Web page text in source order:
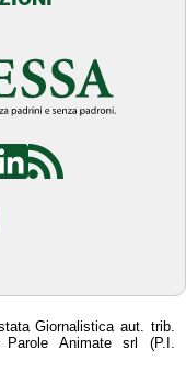
Giornalistica aut. trib.
Animate srl (P.I.